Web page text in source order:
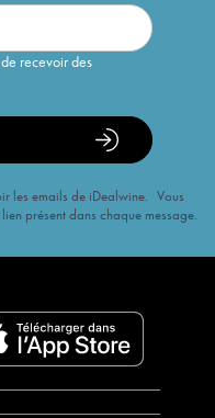
recevoir des
les emails de iDealwine. Vous
présent dans chaque message.